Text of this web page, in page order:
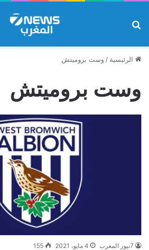
الرئيسية / وست بروميتش
وست بروميتش
7نيوز المغرب 4 مايو، 2021 155